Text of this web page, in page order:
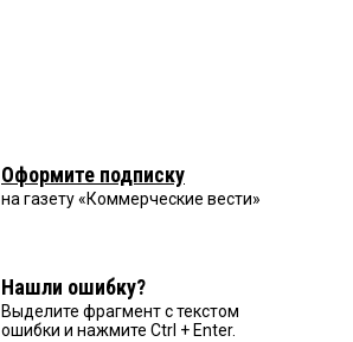
Оформите подписку
на газету «Коммерческие вести»
Нашли ошибку?
Выделите фрагмент с текстом
ошибки и нажмите Ctrl + Enter.